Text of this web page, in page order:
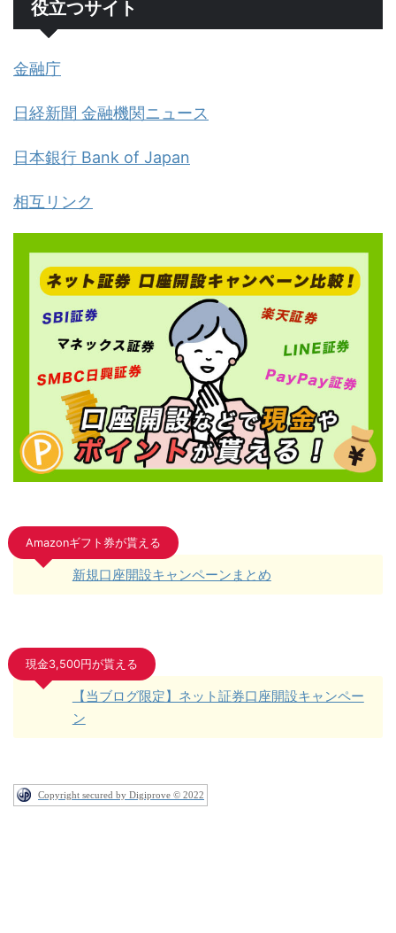
役立つサイト
金融庁
日経新聞 金融機関ニュース
日本銀行 Bank of Japan
相互リンク
Amazonギフト券が貰える
新規口座開設キャンペーンまとめ
現金3,500円が貰える
【当ブログ限定】ネット証券口座開設キャンペー
ン
Copyright secured by Digiprove © 2022